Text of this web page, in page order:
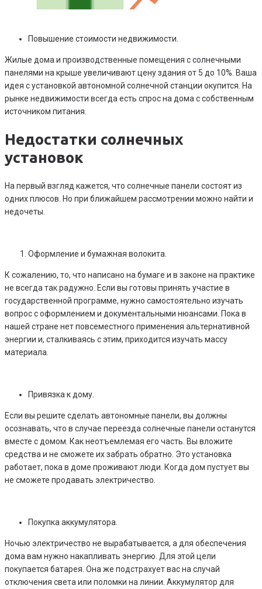
Повышение стоимости недвижимости.
Жилые дома и производственные помещения с солнечными
панелями на крыше увеличивают цену здания от 5 до 10%. Ваша
идея с установкой автономной солнечной станции окупится. На
рынке недвижимости всегда есть спрос на дома с собственным
источником питания.
Недостатки солнечных
установок
На первый взгляд кажется, что солнечные панели состоят из
одних плюсов. Но при ближайшем рассмотрении можно найти и
недочеты.
Оформление и бумажная волокита.
К сожалению, то, что написано на бумаге и в законе на практике
не всегда так радужно. Если вы готовы принять участие в
государственной программе, нужно самостоятельно изучать
вопрос с оформлением и документальными нюансами. Пока в
нашей стране нет повсеместного применения альтернативной
энергии и, сталкиваясь с этим, приходится изучать массу
материала.
Привязка к дому.
Если вы решите сделать автономные панели, вы должны
осознавать, что в случае переезда солнечные панели останутся
вместе с домом. Как неотъемлемая его часть. Вы вложите
средства и не сможете их забрать обратно. Это установка
работает, пока в доме проживают люди. Когда дом пустует вы
не сможете продавать электричество.
Покупка аккумулятора.
Ночью электричество не вырабатывается, а для обеспечения
дома вам нужно накапливать энергию. Для этой цели
покупается батарея. Она же подстрахует вас на случай
отключения света или поломки на линии. Аккумулятор для